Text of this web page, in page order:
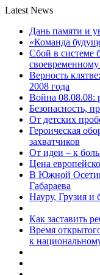
Latest News
Дань памяти и
«Команда
Сбой в системе
Верность
2008 года
Война 08.08.08:
Безопасность,
От детских
Героическая
захватчиков
От идеи – к
Цена
В Южной
Габараева
Науру, Грузия и
Как заставить
Время
к